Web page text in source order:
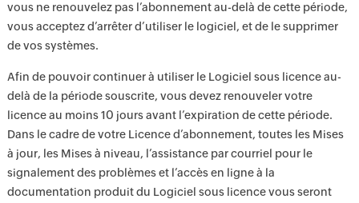
vous ne renouvelez pas l’abonnement au-delà de cette période,
vous acceptez d’arrêter d’utiliser le logiciel, et de le supprimer
de vos systèmes.
Afin de pouvoir continuer à utiliser le Logiciel sous licence au-
delà de la période souscrite, vous devez renouveler votre
licence au moins 10 jours avant l’expiration de cette période.
Dans le cadre de votre Licence d’abonnement, toutes les Mises
à jour, les Mises à niveau, l’assistance par courriel pour le
signalement des problèmes et l’accès en ligne à la
documentation produit du Logiciel sous licence vous seront